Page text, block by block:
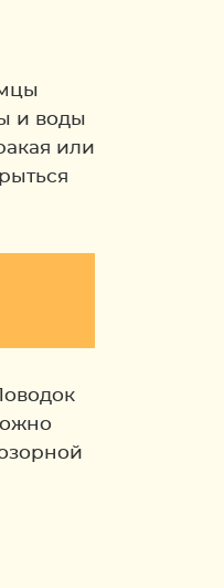
и воды
или